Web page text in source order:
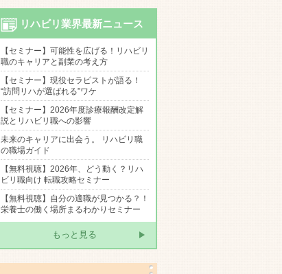
リハビリ業界最新ニュース
【セミナー】可能性を広げる！リハビリ
職のキャリアと副業の考え方
【セミナー】現役セラピストが語る！
“訪問リハが選ばれる”ワケ
【セミナー】2026年度診療報酬改定解
説とリハビリ職への影響
未来のキャリアに出会う。 リハビリ職
の職場ガイド
【無料視聴】2026年、どう動く？リハ
ビリ職向け 転職攻略セミナー
【無料視聴】自分の適職が見つかる？！
栄養士の働く場所まるわかりセミナー
もっと見る